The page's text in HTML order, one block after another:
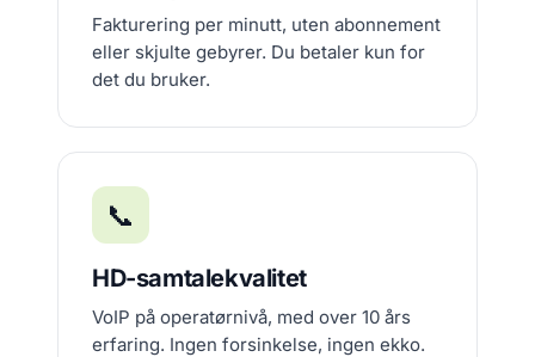
Fakturering per minutt, uten abonnement
eller skjulte gebyrer. Du betaler kun for
det du bruker.
📞
HD-samtalekvalitet
VoIP på operatørnivå, med over 10 års
erfaring. Ingen forsinkelse, ingen ekko.